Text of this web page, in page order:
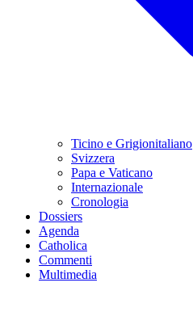
Ticino e Grigionitaliano
Svizzera
Papa e Vaticano
Internazionale
Cronologia
Dossiers
Agenda
Catholica
Commenti
Multimedia